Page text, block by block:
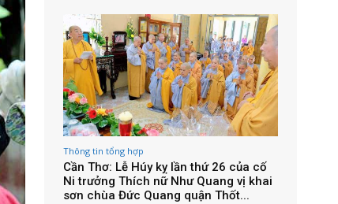
Thông tin tổng hợp
Cần Thơ: Lễ Húy kỵ lần thứ 26 của cố
Ni trưởng Thích nữ Như Quang vị khai
sơn chùa Đức Quang quận Thốt...